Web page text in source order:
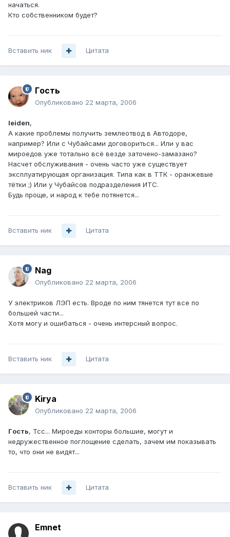
начаться.
Кто собственником будет?
Вставить ник Цитата
Гoсть
Опубликовано 22 марта, 2006
leiden,
А какие проблемы получить землеотвод в Автодоре,
например? Или с Чубайсами договориться... Или у вас
мироедов уже тотально всё везде заточено-замазано?
Насчет обслуживания - очень часто уже существует
эксплуатирующая организация. Типа как в ТТК - оранжевые
тётки ;) Или у Чубайсов подразделения ИТС.
Будь проще, и народ к тебе потянется...
Вставить ник Цитата
Nag
Опубликовано 22 марта, 2006
У электриков ЛЭП есть. Вроде по ним тянется тут все по
большей части...
Хотя могу и ошибаться - очень интерсный вопрос.
Вставить ник Цитата
Kirya
Опубликовано 22 марта, 2006
Гoсть, Тсс... Мироеды конторы большие, могут и
недружественное поглощение сделать, зачем им показывать
то, что они не видят...
Вставить ник Цитата
Emnet